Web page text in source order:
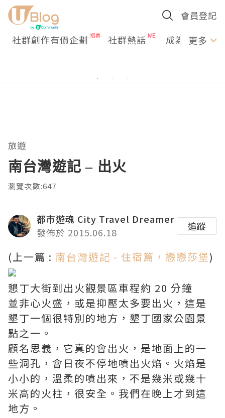
會員登記
社群創作有價企劃 社群熱話 成為U更多
旅遊
南台灣遊記 – 出火
瀏覽次數:647
都市遊魂 City Travel Dreamer
發佈於 2015.06.18
追蹤
(上一篇 : 南台灣遊記 - 住宿篇，戀戀莎堡)
懇丁大街到出火觀景區車程約 20 分鐘
並非心火盛，或是抑壓太多要出火，這是
墾丁一個很特別的地方，墾丁國家公園景
點之一。
顧名思義，它真的會出火，是地面上的一
些洞孔，會日夜不停地噴出火焰。火焰是
小小的，溫柔的噴出來，不是幾米或幾十
米高的火柱，很安全。我們在晚上才到這
地方。